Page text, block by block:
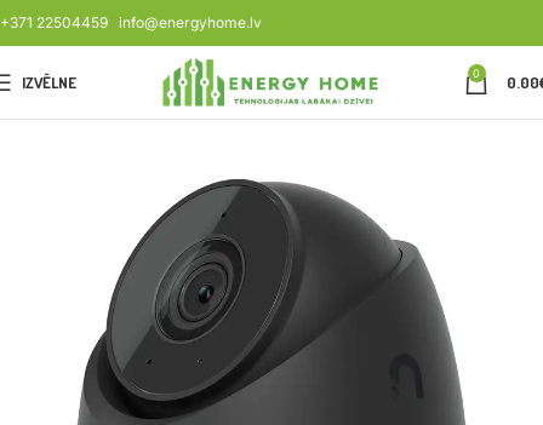
+371 22504459 info@energyhome.lv
IZVĒLNE 0 0.00